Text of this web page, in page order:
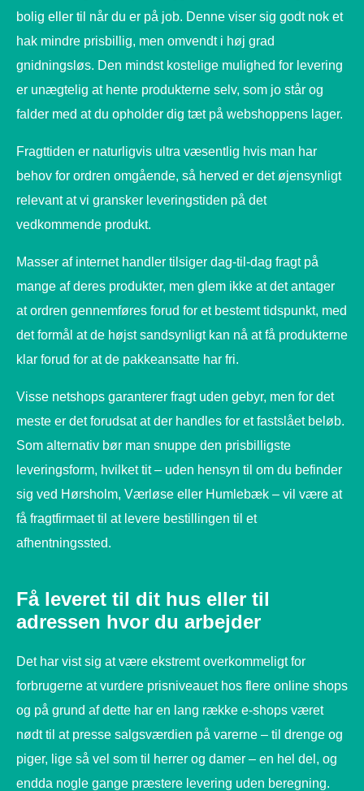
bolig eller til når du er på job. Denne viser sig godt nok et
hak mindre prisbillig, men omvendt i høj grad
gnidningsløs. Den mindst kostelige mulighed for levering
er unægtelig at hente produkterne selv, som jo står og
falder med at du opholder dig tæt på webshoppens lager.
Fragttiden er naturligvis ultra væsentlig hvis man har
behov for ordren omgående, så herved er det øjensynligt
relevant at vi gransker leveringstiden på det
vedkommende produkt.
Masser af internet handler tilsiger dag-til-dag fragt på
mange af deres produkter, men glem ikke at det antager
at ordren gennemføres forud for et bestemt tidspunkt, med
det formål at de højst sandsynligt kan nå at få produkterne
klar forud for at de pakkeansatte har fri.
Visse netshops garanterer fragt uden gebyr, men for det
meste er det forudsat at der handles for et fastslået beløb.
Som alternativ bør man snuppe den prisbilligste
leveringsform, hvilket tit – uden hensyn til om du befinder
sig ved Hørsholm, Værløse eller Humlebæk – vil være at
få fragtfirmaet til at levere bestillingen til et
afhentningssted.
Få leveret til dit hus eller til
adressen hvor du arbejder
Det har vist sig at være ekstremt overkommeligt for
forbrugerne at vurdere prisniveauet hos flere online shops
og på grund af dette har en lang række e-shops været
nødt til at presse salgsværdien på varerne – til drenge og
piger, lige så vel som til herrer og damer – en hel del, og
endda nogle gange præstere levering uden beregning.